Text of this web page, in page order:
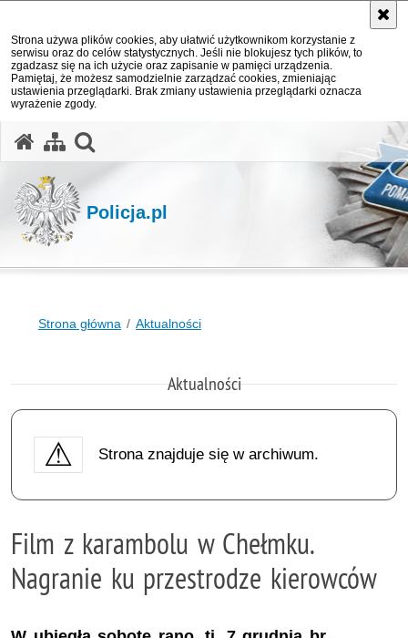
Strona używa plików cookies, aby ułatwić użytkownikom korzystanie z
serwisu oraz do celów statystycznych. Jeśli nie blokujesz tych plików, to
zgadzasz się na ich użycie oraz zapisanie w pamięci urządzenia.
Pamiętaj, że możesz samodzielnie zarządzać cookies, zmieniając
ustawienia przeglądarki. Brak zmiany ustawienia przeglądarki oznacza
wyrażenie zgody.
Policja.pl
Strona główna Aktualności
Aktualności
Strona znajduje się w archiwum.
Film z karambolu w Chełmku.
Nagranie ku przestrodze kierowców